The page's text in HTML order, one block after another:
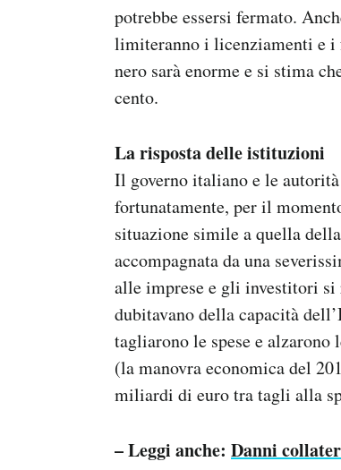
potrebbe essersi fermato.
limiteranno i licenziamenti e
nero sarà enorme e si stima
cento.
La risposta delle istituzioni
Il governo italiano e le
fortunatamente, per il
situazione simile a quella
accompagnata da una
alle imprese e gli investitori
dubitavano della capacità
tagliarono le spese e
(la manovra economica del
miliardi di euro tra tagli alla
– Leggi anche: Danni